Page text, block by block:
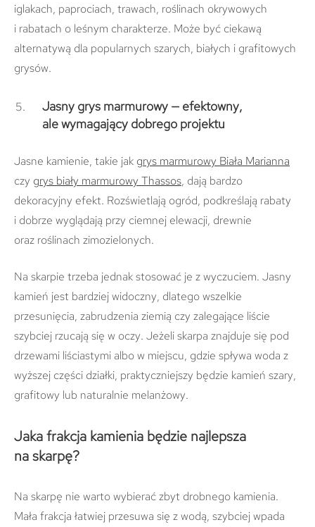
iglakach, paprociach, trawach, roślinach okrywowych
i rabatach o leśnym charakterze. Może być ciekawą
alternatywą dla popularnych szarych, białych i grafitowych
grysów.
Jasny grys marmurowy — efektowny,
ale wymagający dobrego projektu
Jasne kamienie, takie jak grys marmurowy Biała Marianna
czy grys biały marmurowy Thassos, dają bardzo
dekoracyjny efekt. Rozświetlają ogród, podkreślają rabaty
i dobrze wyglądają przy ciemnej elewacji, drewnie
oraz roślinach zimozielonych.
Na skarpie trzeba jednak stosować je z wyczuciem. Jasny
kamień jest bardziej widoczny, dlatego wszelkie
przesunięcia, zabrudzenia ziemią czy zalegające liście
szybciej rzucają się w oczy. Jeżeli skarpa znajduje się pod
drzewami liściastymi albo w miejscu, gdzie spływa woda z
wyższej części działki, praktyczniejszy będzie kamień szary,
grafitowy lub naturalnie melanżowy.
Jaka frakcja kamienia będzie najlepsza
na skarpę?
Na skarpę nie warto wybierać zbyt drobnego kamienia.
Mała frakcja łatwiej przesuwa się z wodą, szybciej wpada